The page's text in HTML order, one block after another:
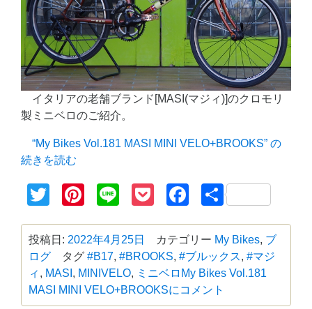
イタリアの老舗ブランド[MASI(マジィ)]のクロモリ
製ミニベロのご紹介。
“My Bikes Vol.181 MASI MINI VELO+BROOKS” の
続きを読む
TwitterPinterest
Line PocketFacebook
共
投稿日: 2022年4月25日 カテゴリー My Bikes, ブ
ログ
タグ #B17, #BROOKS, #ブルックス, #マジ
ィ , MASI , MINIVELO, ミニベロ My Bikes Vol.181
MASI MINI VELO+BROOKSに コメント